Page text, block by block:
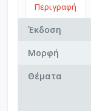
Περιγραφή
Έκδοση
Μορφή
Θέματα